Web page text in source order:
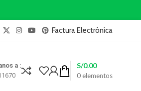
Factura Electrónica
a :
0 elementos
S/0.00